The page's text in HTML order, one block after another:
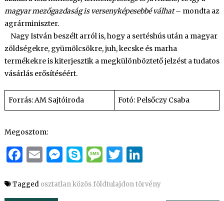
magyar mezőgazdaság is versenyképesebbé válhat– mondta az
agrárminiszter.
Nagy István beszélt arról is, hogy a sertéshús után a magyar
zöldségekre, gyümölcsökre, juh, kecske és marha
termékekre is kiterjesztik a megkülönböztető jelzést a tudatos
vásárlás erősítéséért.
Forrás: AM Sajtóiroda Fotó: Pelsőczy Csaba
Megosztom:
Facebook
Email
Messenger
Skype
Message
Twitter
LinkedIn
Tagged osztatlan közös földtulajdon törvény